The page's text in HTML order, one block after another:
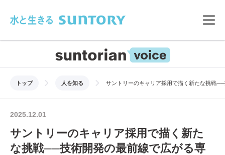
メ
トップ 人を知る サントリーのキャリア採用で描く新たな挑戦
2025.12.01
サントリーのキャリア採用で描く新た
な挑戦──技術開発の最前線で広がる専